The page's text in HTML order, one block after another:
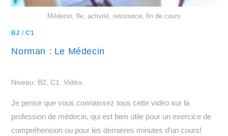
Médecin, fle, activité, ressource, fin de cours
B2 /C1
Norman : Le Médecin
Niveau: B2, C1. Vidéo.
Je pense que vous connaissez tous cette vidéo sur la
profession de médecin, qui est bien utile pour un exercice de
compréhension ou pour les dernières minutes d’un cours!